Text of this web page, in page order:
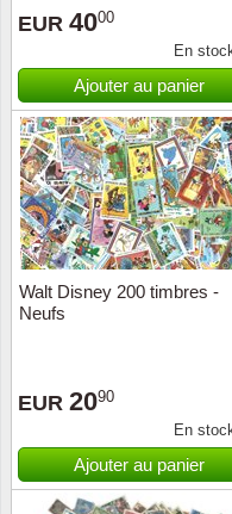
EUR 4000
En
Ajouter au panier
Walt Disney 200 timbres -
Neufs
EUR 2090
En
Ajouter au panier